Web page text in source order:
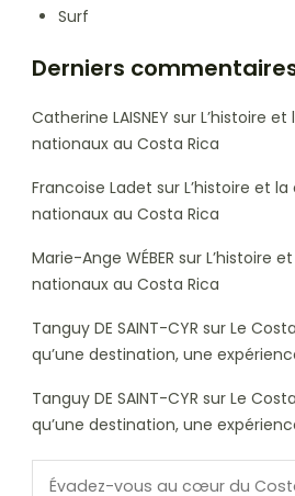
Surf
Derniers
Catherine LAISNEY sur L’histoire
nationaux au Costa Rica
Francoise Ladet sur L’histoire et
nationaux au Costa Rica
Marie-Ange WÉBER sur L’histoire
nationaux au Costa Rica
Tanguy DE SAINT-CYR sur Le
qu’une destination, une
Tanguy DE SAINT-CYR sur Le
qu’une destination, une